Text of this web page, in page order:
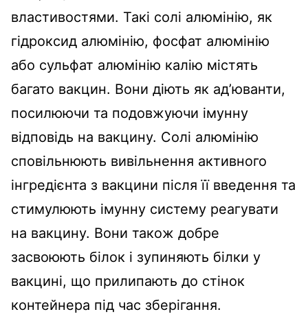
властивостями. Такі солі алюмінію, як
гідроксид алюмінію, фосфат алюмінію
або сульфат алюмінію калію містять
багато вакцин. Вони діють як ад’юванти,
посилюючи та подовжуючи імунну
відповідь на вакцину. Солі алюмінію
сповільнюють вивільнення активного
інгредієнта з вакцини після її введення та
стимулюють імунну систему реагувати
на вакцину. Вони також добре
засвоюють білок і зупиняють білки у
вакцині, що прилипають до стінок
контейнера під час зберігання.